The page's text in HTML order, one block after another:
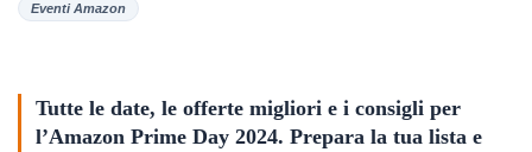
Eventi Amazon
Tutte le date, le offerte migliori e i consigli per
l’Amazon Prime Day 2024. Prepara la tua lista e